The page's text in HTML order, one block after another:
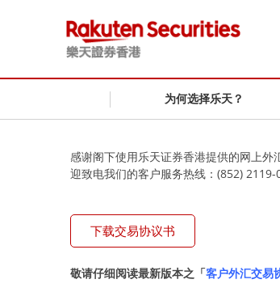
为何选择乐天？
感谢阁下使用乐天证券香港提供的网上
迎致电我们的客户服务热线：(852)
下载交易协议书
敬请仔细阅读最新版本之「客户外汇交易